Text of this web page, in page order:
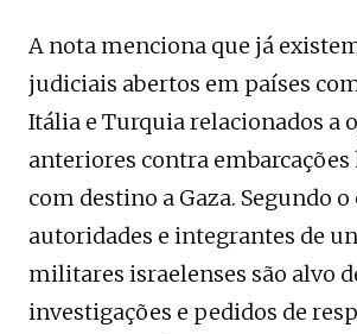
A nota menciona que já
judiciais abertos em países
Itália e Turquia relacionados a
anteriores contra
com destino a Gaza. Segundo
autoridades e integrantes de
militares israelenses são alvo
investigações e pedidos de